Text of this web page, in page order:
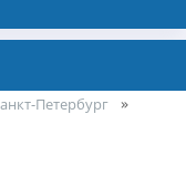
Петербург